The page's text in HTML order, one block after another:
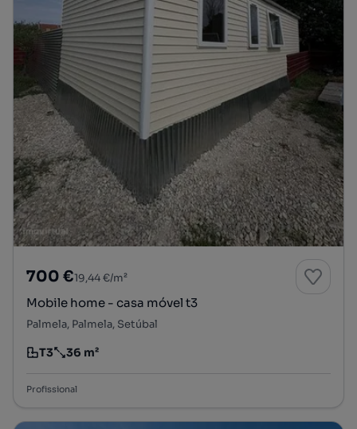
700 €19,44 €/m²
Mobile home - casa móvel t3
Palmela, Palmela, Setúbal
Tipologia
T3
Preço por metro quadrado
36 m²
Profissional